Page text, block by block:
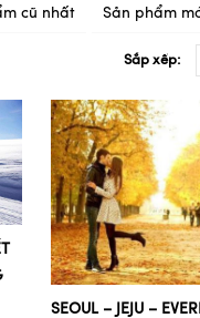
cũ nhất Sản phẩm
Sắp xếp:
SEOUL – JEJU –